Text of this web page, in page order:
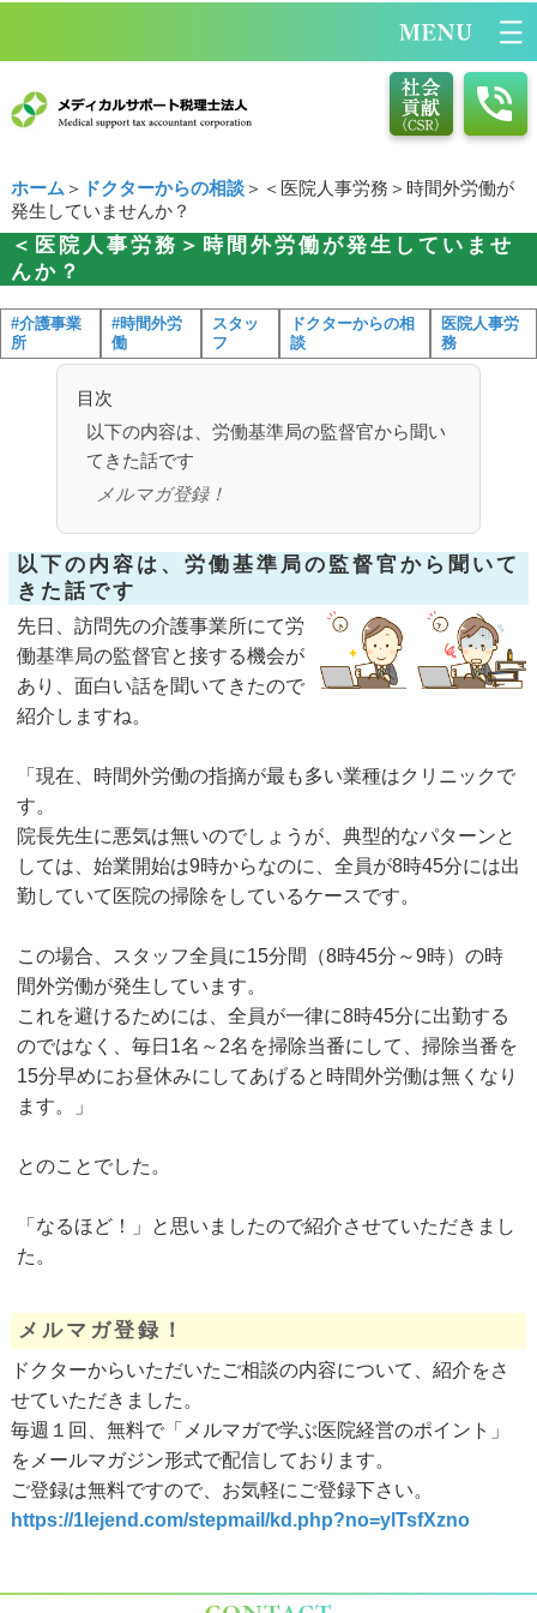
ホーム ＞ ドクターからの相談＞＜医院人事労務＞時間外労働が
発生していませんか？
＜医院人事労務＞時間外労働が発生していませ
んか？
#介護事業
所
#時間外労
働
スタッ
フ
ドクターからの相
談
医院人事労
務
目次
以下の内容は、労働基準局の監督官から聞い
てきた話です
メルマガ登録！
以下の内容は、労働基準局の監督官から聞いて
きた話です
先日、訪問先の介護事業所にて労
働基準局の監督官と接する機会が
あり、面白い話を聞いてきたので
紹介しますね。
「現在、時間外労働の指摘が最も多い業種はクリニックで
す。
院長先生に悪気は無いのでしょうが、典型的なパターンと
しては、始業開始は9時からなのに、全員が8時45分には出
勤していて医院の掃除をしているケースです。
この場合、スタッフ全員に15分間（8時45分～9時）の時
間外労働が発生しています。
これを避けるためには、全員が一律に8時45分に出勤する
のではなく、毎日1名～2名を掃除当番にして、掃除当番を
15分早めにお昼休みにしてあげると時間外労働は無くなり
ます。」
とのことでした。
「なるほど！」と思いましたので紹介させていただきまし
た。
メルマガ登録！
ドクターからいただいたご相談の内容について、紹介をさ
せていただきました。
毎週１回、無料で「メルマガで学ぶ医院経営のポイント」
をメールマガジン形式で配信しております。
ご登録は無料ですので、お気軽にご登録下さい。
https://1lejend.com/stepmail/kd.php?no=ylTsfXzno